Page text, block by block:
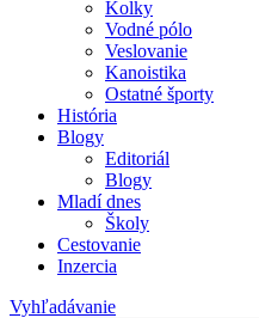
Kolky
Vodné pólo
Veslovanie
Kanoistika
Ostatné športy
História
Blogy
Editoriál
Blogy
Mladí dnes
Školy
Cestovanie
Inzercia
Vyhľadávanie